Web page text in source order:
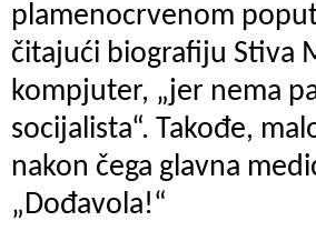
plamenocrvenom
čitajući biografiju Stiva
kompjuter, „jer nema
socijalista“. Takođe,
nakon čega glavna
„Dođavola!“